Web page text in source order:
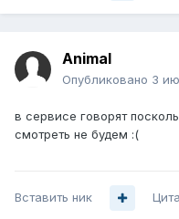
Animal
Опубликовано 3
в сервисе говорят
смотреть не будем :(
Вставить ник